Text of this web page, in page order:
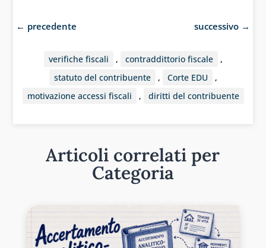
← precedente successivo →
verifiche fiscali , contraddittorio fiscale
,
statuto del contribuente
, Corte EDU
,
motivazione accessi fiscali
, diritti del contribuente
Articoli correlati per
Categoria